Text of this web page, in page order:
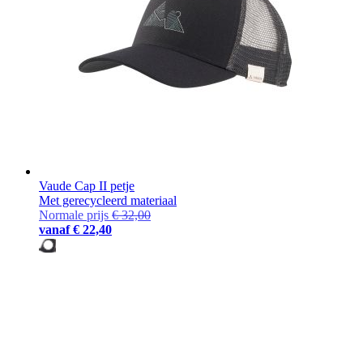
Vaude Cap II petje
Met gerecycleerd materiaal
Normale prijs € 32,00
vanaf € 22,40